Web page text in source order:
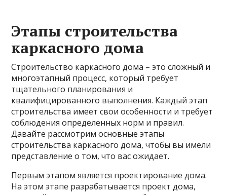
Этапы строительства
каркасного дома
Строительство каркасного дома – это сложный и
многоэтапный процесс, который требует
тщательного планирования и
квалифицированного выполнения. Каждый этап
строительства имеет свои особенности и требует
соблюдения определенных норм и правил.
Давайте рассмотрим основные этапы
строительства каркасного дома, чтобы вы имели
представление о том, что вас ожидает.
Первым этапом является проектирование дома.
На этом этапе разрабатывается проект дома,